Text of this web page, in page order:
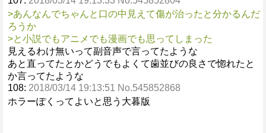
>あんなんでちゃんと口の中見えて傷が治ったと分かるんだ
ろうか
>と小説でもアニメでも漫画でも思ってしまった
見えるわけ無いって副音声で言ってたような
あと直ってたとかどうでもよくて歯並びの良さで惚れたと
か言ってたような
108: 2018/03/14 19:13:51 No.545852868
ホラーぽくってよいと思う大暮版